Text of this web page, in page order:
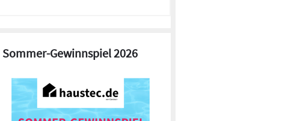
Sommer-Gewinnspiel 2026